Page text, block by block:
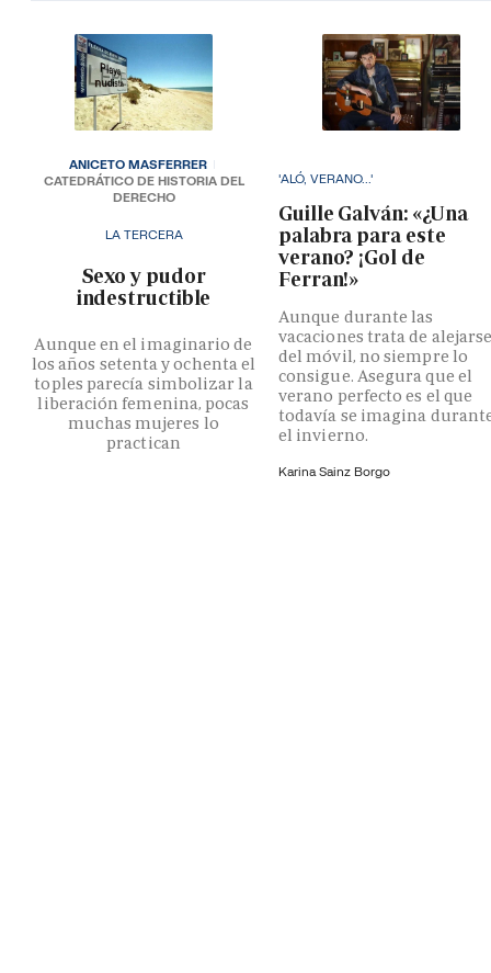
LA TERCERA
­Sexo y pudor
indestructible
Aunque en el imaginario de
los años setenta y ochenta el
toples parecía simbolizar la
liberación femenina, pocas
muchas mujeres lo
practican
ANICETO MASFERRER
CATEDRÁTICO DE HISTORIA DEL
DERECHO
'ALÓ, VERANO...'
Guille Galván: «¿Una
palabra para este
verano? ¡Gol de
Ferran!»
Aunque durante las
vacaciones trata de
del móvil, no siempre lo
consigue. Asegura que el
verano perfecto es el que
todavía se imagina
el invierno.
Karina Sainz Borgo